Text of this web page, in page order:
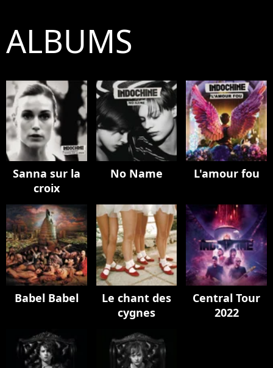
ALBUMS
Sanna sur la
croix
No Name L'amour fou
Babel Babel
Le chant des
cygnes
Central Tour
2022